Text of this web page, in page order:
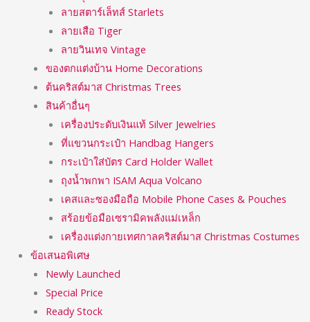
ลายสตาร์เล็ทส์ Starlets
ลายเสือ Tiger
ลายวินเทจ Vintage
ของตกแต่งบ้าน Home Decorations
ต้นคริสต์มาส Christmas Trees
สินค้าอื่นๆ
เครื่องประดับเงินแท้ Silver Jewelries
ที่แขวนกระเป๋า Handbag Hangers
กระเป๋าใส่บัตร Card Holder Wallet
ถุงน้ำพกพา ISAM Aqua Volcano
เคสและซองมือถือ Mobile Phone Cases & Pouches
สร้อยข้อมือเซรามิคพลังแม่เหล็ก
เครื่องแต่งกายเทศกาลคริสต์มาส Christmas Costumes
ข้อเสนอพิเศษ
Newly Launched
Special Price
Ready Stock